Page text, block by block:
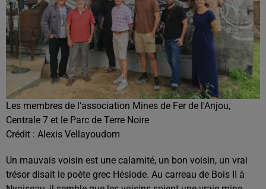
Les membres de l'association Mines de Fer de l'Anjou,
Centrale 7 et le Parc de Terre Noire
Crédit : Alexis Vellayoudom
Un mauvais voisin est une calamité, un bon voisin, un vrai
trésor disait le poète grec Hésiode. Au carreau de Bois II à